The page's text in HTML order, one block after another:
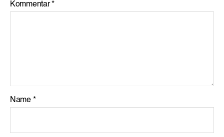
Kommentar*
Name *